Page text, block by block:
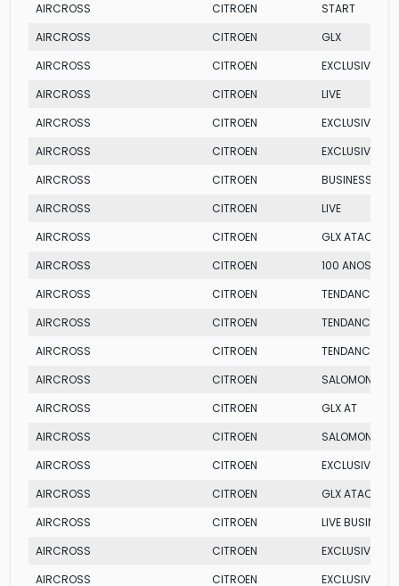
AIRCROSS
CITROEN
START
AIRCROSS
CITROEN
GLX
AIRCROSS
CITROEN
EXCLUSIVE
AIRCROSS
CITROEN
LIVE
AIRCROSS
CITROEN
EXCLUSIVE AT
AIRCROSS
CITROEN
EXCLUSIVE
AIRCROSS
CITROEN
BUSINESS
AIRCROSS
CITROEN
LIVE
AIRCROSS
CITROEN
GLX ATACAMA
AIRCROSS
CITROEN
100 ANOS
AIRCROSS
CITROEN
TENDANCE
AIRCROSS
CITROEN
TENDANCE MT
AIRCROSS
CITROEN
TENDANCE AT
AIRCROSS
CITROEN
SALOMON
AIRCROSS
CITROEN
GLX AT
AIRCROSS
CITROEN
SALOMON
AIRCROSS
CITROEN
EXCLUSIVE MT
AIRCROSS
CITROEN
GLX ATACAMA
AIRCROSS
CITROEN
LIVE BUSINESS
AIRCROSS
CITROEN
EXCLUSIVE
AIRCROSS
CITROEN
EXCLUSIVE